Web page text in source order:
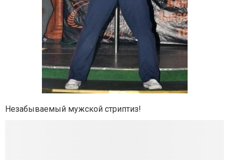
Незабываемый мужской стриптиз!